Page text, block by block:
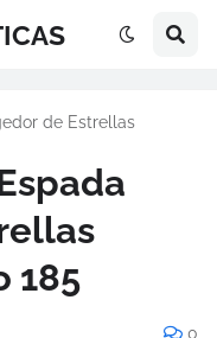
de Estrellas
185
0